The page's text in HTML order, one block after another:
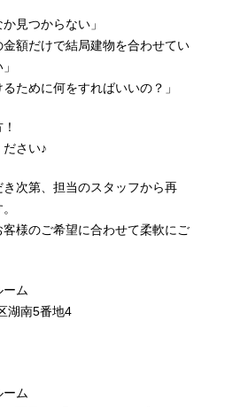
見つからない」
金額だけで結局建物を合わせてい
ために何をすればいいの？」
さい♪
次第、担当のスタッフから再
様のご希望に合わせて柔軟にご
ーム
湖南5番地4
ーム